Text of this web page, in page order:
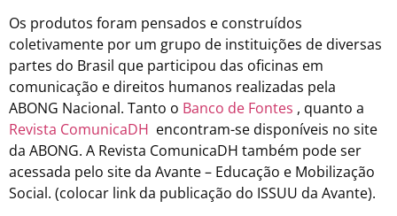
Os produtos foram pensados e construídos
coletivamente por um grupo de instituições de diversas
partes do Brasil que participou das oficinas em
comunicação e direitos humanos realizadas pela
ABONG Nacional. Tanto o Banco de Fontes , quanto a
Revista ComunicaDH encontram-se disponíveis no site
da ABONG. A Revista ComunicaDH também pode ser
acessada pelo site da Avante – Educação e Mobilização
Social. (colocar link da publicação do ISSUU da Avante).